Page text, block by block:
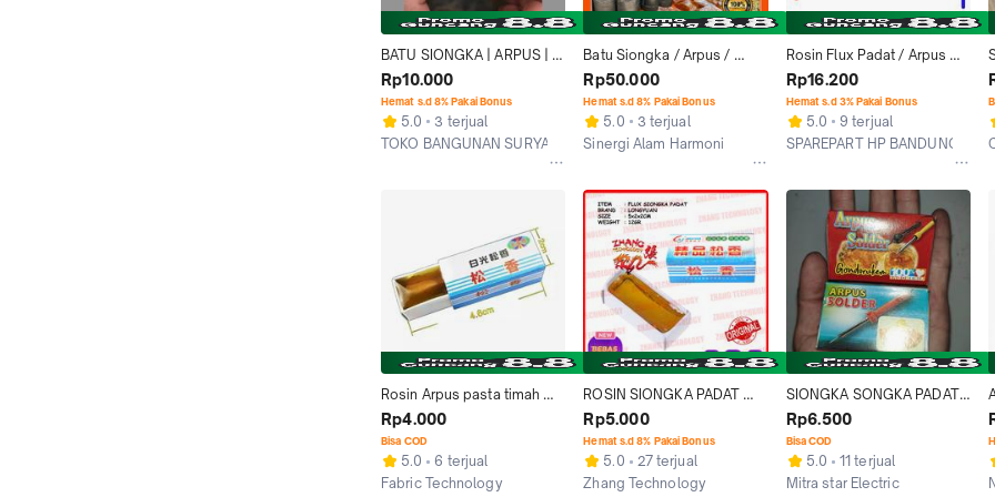
BATU SIONGKA | ARPUS |
GONDORUKEM | GETAH
PINUS PER BUNGKUS 100
GRAM
Rp10.000
Hemat s.d 8% Pakai Bonus
5.0
3 terjual
TOKO BANGUNAN SURYA JAYA
Batu Siongka / Arpus /
Gondorukem Kualitas
Ekspor / WW Grade - 250
gr
Rp50.000
Hemat s.d 8% Pakai Bonus
5.0
3 terjual
Sinergi Alam Harmoni
Rosin Flux Padat / Arpus
Pembersih solder
Rp16.200
Hemat s.d 3% Pakai Bonus
5.0
9 terjual
SPAREPART HP BANDUNG
Rosin Arpus pasta timah
solder
Rp4.000
Bisa COD
5.0
6 terjual
Fabric Technology
ROSIN SIONGKA PADAT
ARPUS SOLDER FLUX
PADAT
Rp5.000
Hemat s.d 8% Pakai Bonus
5.0
27 terjual
Zhang Technology
SIONGKA SONGKA PADAT
MURNI, STANOL, LOTFET,
FLUX SOLDER. ARPUS
SONGKA
Rp6.500
Bisa COD
5.0
11 terjual
Mitra star Electric